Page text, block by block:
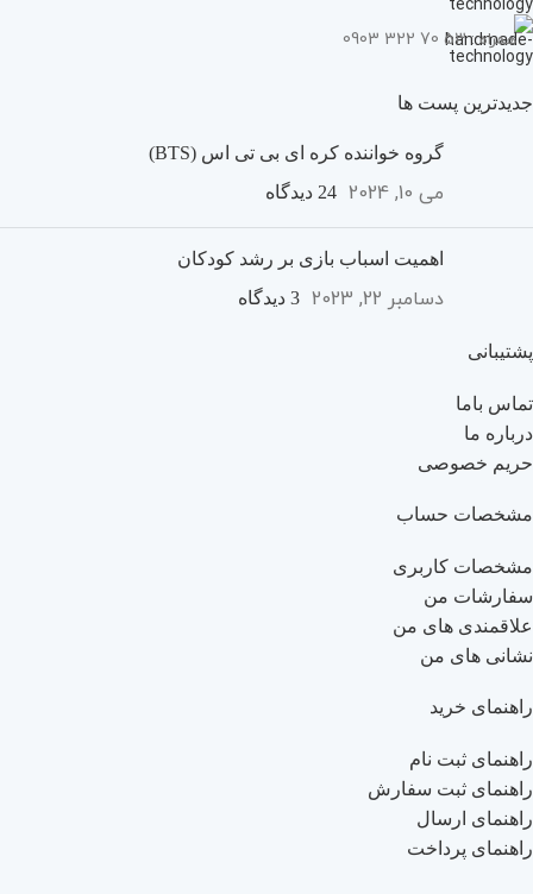
همراه : 53 70 322 0903
جدیدترین پست ها
گروه خواننده کره ای بی تی اس (BTS)
می 10, 2024 24 دیدگاه
اهمیت اسباب بازی بر رشد کودکان
دسامبر 22, 2023 3 دیدگاه
پشتیبانی
تماس باما
درباره ما
حریم خصوصی
مشخصات حساب
مشخصات کاربری
سفارشات من
علاقمندی های من
نشانی های من
راهنمای خرید
راهنمای ثبت نام
راهنمای ثبت سفارش
راهنمای ارسال
راهنمای پرداخت